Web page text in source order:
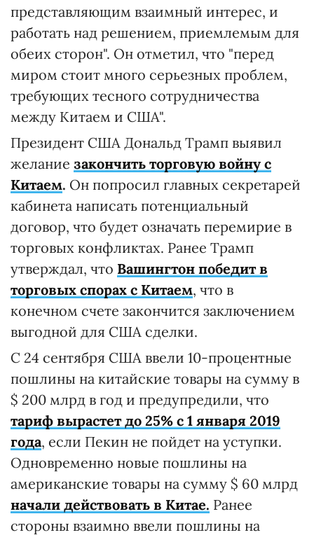
представляющим взаимный интерес, и
работать над решением, приемлемым для
обеих сторон". Он отметил, что "перед
миром стоит много серьезных проблем,
требующих тесного сотрудничества
между Китаем и США".
Президент США Дональд Трамп выявил
желание закончить торговую войну с
Китаем. Он попросил главных секретарей
кабинета написать потенциальный
договор, что будет означать перемирие в
торговых конфликтах. Ранее Трамп
утверждал, что Вашингтон победит в
торговых спорах с Китаем, что в
конечном счете закончится заключением
выгодной для США сделки.
С 24 сентября США ввели 10-процентные
пошлины на китайские товары на сумму в
$ 200 млрд в год и предупредили, что
тариф вырастет до 25% с 1 января 2019
года, если Пекин не пойдет на уступки.
Одновременно новые пошлины на
американские товары на сумму $ 60 млрд
начали действовать в Китае. Ранее
стороны взаимно ввели пошлины на